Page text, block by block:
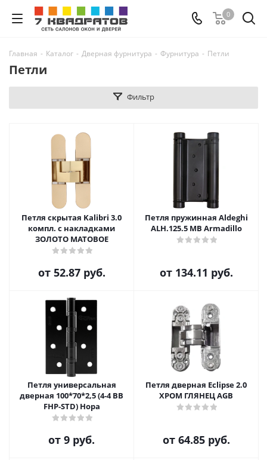
0
Главная - Каталог - Дверная фурнитура - Фурнитура - Петли
Петли
Фильтр
Петля скрытая Kalibri 3.0
компл. с накладками
ЗОЛОТО МАТОВОЕ
от 52.87 руб.
Петля пружинная Aldeghi
ALH.125.5 MB Armadillo
от 134.11 руб.
Петля универсальная
дверная 100*70*2,5 (4-4 BB
FHP-STD) Нора
от 9 руб.
Петля дверная Eclipse 2.0
ХРОМ ГЛЯНЕЦ AGB
от 64.85 руб.